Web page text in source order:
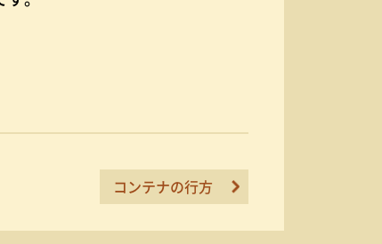
コンテナの行方